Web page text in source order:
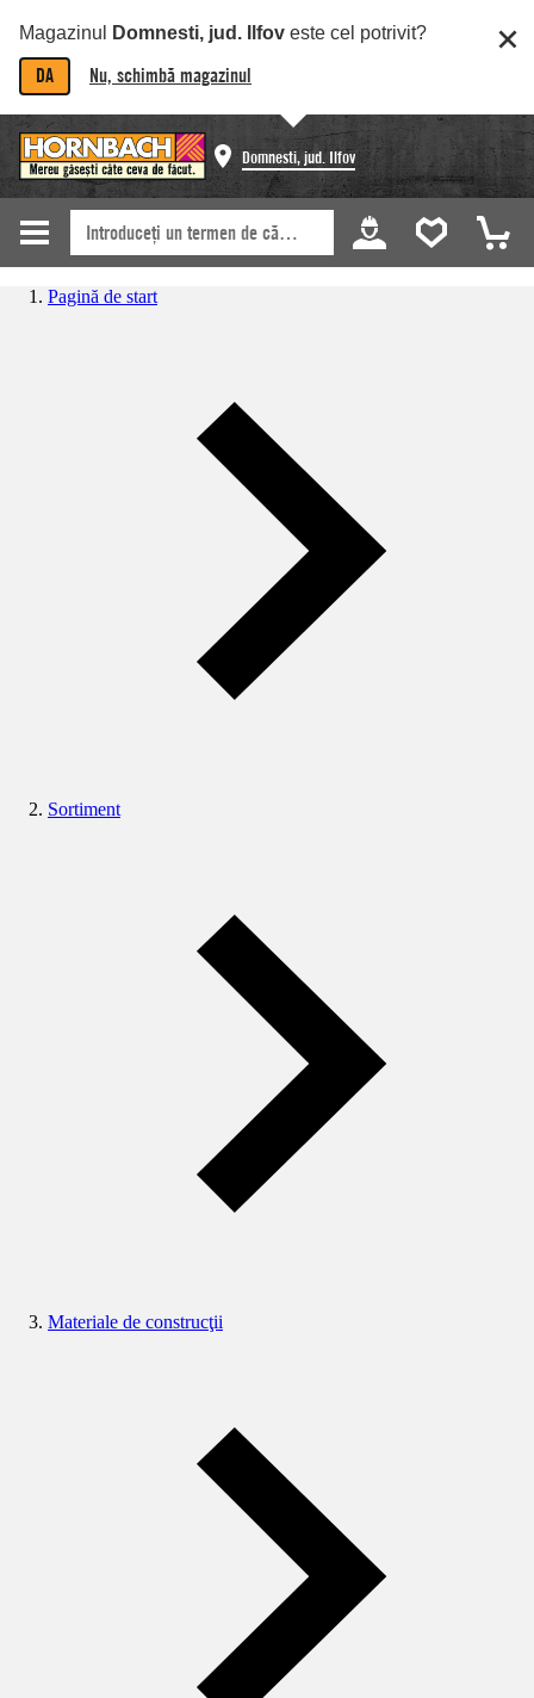
Magazinul Domnesti, jud. Ilfov este cel potrivit?
DA Nu, schimbă magazinul
Domnesti, jud. Ilfov
Pagină de start
Sortiment
Materiale de construcţii